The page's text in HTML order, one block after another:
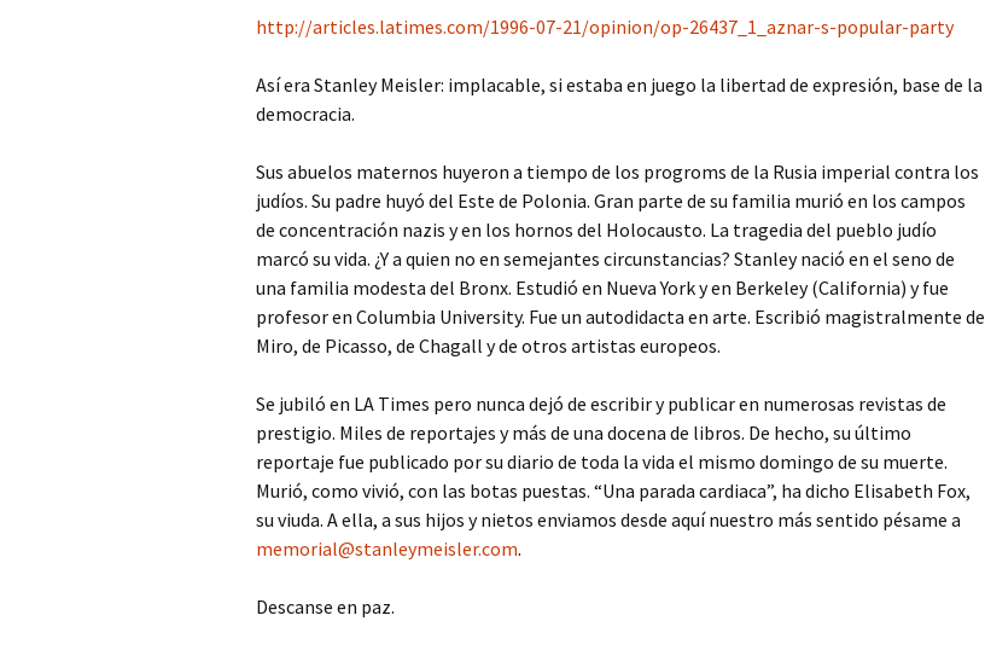
http://articles.latimes.com/1996-07-21/opinion/op-26437_1_aznar-s-popular-party
Así era Stanley Meisler: implacable, si estaba en juego la libertad de expresión, base de la
democracia.
Sus abuelos maternos huyeron a tiempo de los progroms de la Rusia imperial contra los
judíos. Su padre huyó del Este de Polonia. Gran parte de su familia murió en los campos
de concentración nazis y en los hornos del Holocausto. La tragedia del pueblo judío
marcó su vida. ¿Y a quien no en semejantes circunstancias? Stanley nació en el seno de
una familia modesta del Bronx. Estudió en Nueva York y en Berkeley (California) y fue
profesor en Columbia University. Fue un autodidacta en arte. Escribió magistralmente de
Miro, de Picasso, de Chagall y de otros artistas europeos.
Se jubiló en LA Times pero nunca dejó de escribir y publicar en numerosas revistas de
prestigio. Miles de reportajes y más de una docena de libros. De hecho, su último
reportaje fue publicado por su diario de toda la vida el mismo domingo de su muerte.
Murió, como vivió, con las botas puestas. “Una parada cardiaca”, ha dicho Elisabeth Fox,
su viuda. A ella, a sus hijos y nietos enviamos desde aquí nuestro más sentido pésame a
memorial@stanleymeisler.com.
Descanse en paz.